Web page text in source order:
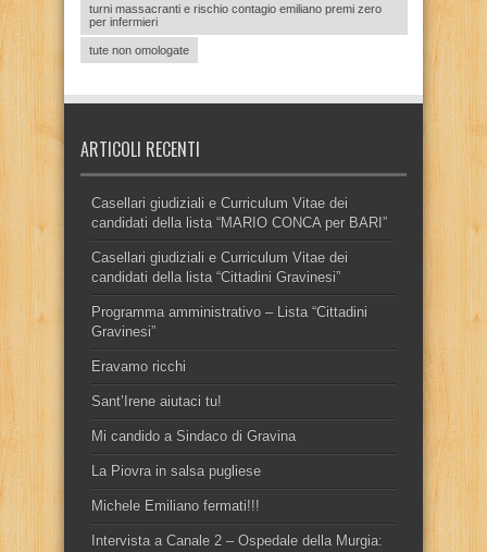
turni massacranti e rischio contagio emiliano premi zero
per infermieri
tute non omologate
ARTICOLI RECENTI
Casellari giudiziali e Curriculum Vitae dei
candidati della lista “MARIO CONCA per BARI”
Casellari giudiziali e Curriculum Vitae dei
candidati della lista “Cittadini Gravinesi”
Programma amministrativo – Lista “Cittadini
Gravinesi”
Eravamo ricchi
Sant’Irene aiutaci tu!
Mi candido a Sindaco di Gravina
La Piovra in salsa pugliese
Michele Emiliano fermati!!!
Intervista a Canale 2 – Ospedale della Murgia: